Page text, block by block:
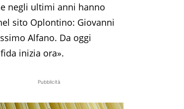
negli ultimi anni hanno
sito Oplontino: Giovanni
Alfano. Da oggi
inizia ora».
Pubblicità